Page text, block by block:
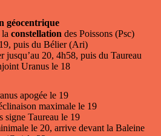
géocentrique
constellationdes Poissons (Psc)
puis du Bélier (Ari)
jusqu’au 20, 4h58, puis du Taureau
Uranus le 18
apogée le 19
maximale le 19
signe Taureau le 19
le 20, arrive devant la Baleine